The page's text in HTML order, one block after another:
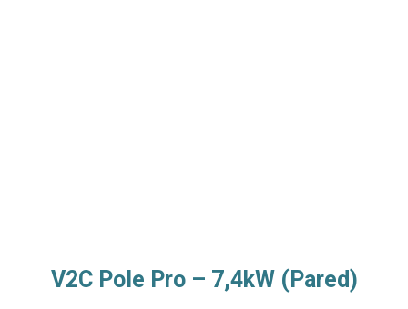
V2C Pole Pro – 7,4kW (Pared)